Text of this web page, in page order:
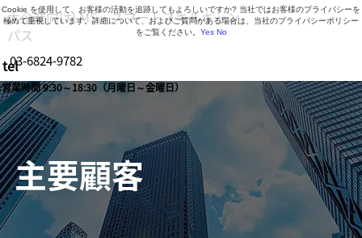
営業時間 9:30～18:30（月曜日～金曜日）
tel03-6824-9782
大企業向けLMS・スマートスキルキャン
パス
主要顧客
Cookie を使用して、お客様の活動を追跡してもよろしいですか? 当社ではお客様のプライバシーを
極めて重視しています。詳細について、およびご質問がある場合は、当社のプライバシーポリシー
をご覧ください。 Yes No